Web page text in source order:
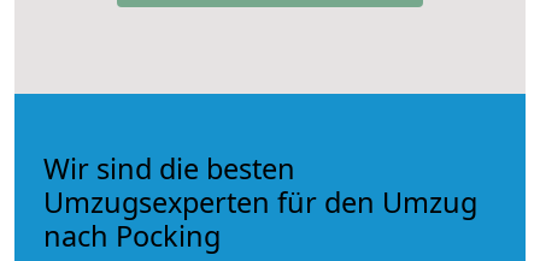
Wir sind die besten
Umzugsexperten für den Umzug
nach Pocking